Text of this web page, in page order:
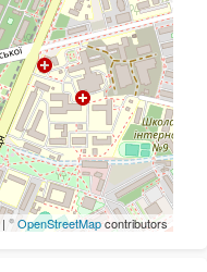
| ©OpenStreetMapcontributors